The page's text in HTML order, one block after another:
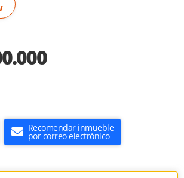
Recomendar inmueble
por correo electrónico